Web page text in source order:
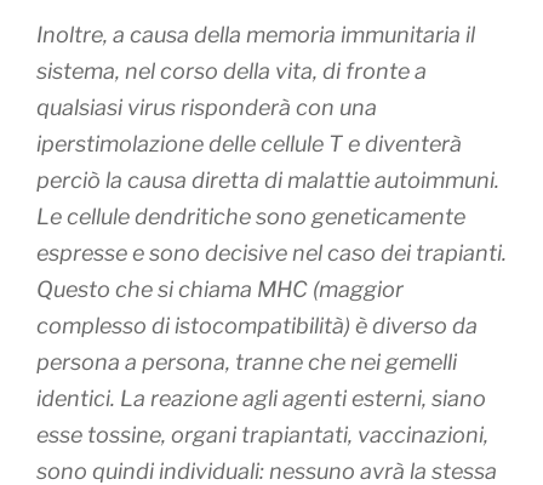
Inoltre, a causa della memoria immunitaria il
sistema, nel corso della vita, di fronte a
qualsiasi virus risponderà con una
iperstimolazione delle cellule T e diventerà
perciò la causa diretta di malattie autoimmuni.
Le cellule dendritiche sono geneticamente
espresse e sono decisive nel caso dei trapianti.
Questo che si chiama MHC (maggior
complesso di istocompatibilità) è diverso da
persona a persona, tranne che nei gemelli
identici. La reazione agli agenti esterni, siano
esse tossine, organi trapiantati, vaccinazioni,
sono quindi individuali: nessuno avrà la stessa